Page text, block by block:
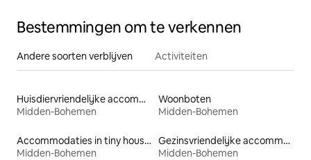
Bestemmingen om te verkennen
Andere soorten verblijven Activiteiten
Huisdiervriendelijke accommodaties
Midden-Bohemen
Woonboten
Midden-Bohemen
Accommodaties in tiny houses
Midden-Bohemen
Gezinsvriendelijke accommodaties
Midden-Bohemen